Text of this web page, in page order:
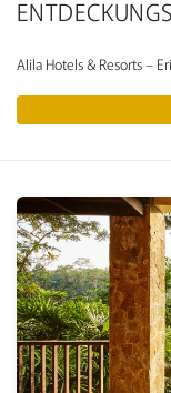
Alila Hotels & Resorts –